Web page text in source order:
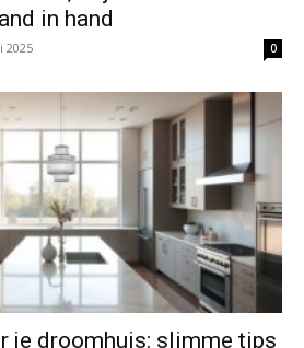
in hand
2025 0
je droomhuis: slimme tips